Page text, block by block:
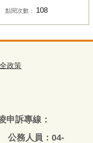
點閱次數： 108
政策
申訴專線：
04-